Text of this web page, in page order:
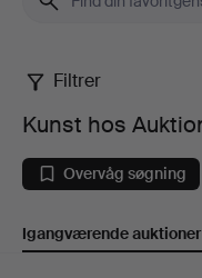
Kunst
hos
Bossard
Filtrer
Kunst hos
Overvåg søgning
Igangværende auktioner